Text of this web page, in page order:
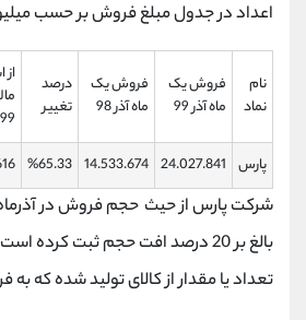
اعداد در جدول مبلغ فروش بر حسب
نماد
فروش یک
ماه آذر 99
فروش یک
ماه آذر 98
درصد
تغییر
از
مالی
پارس 24.027.841
14.533.674
%65.33
بالغ بر 20 درصد افت حجم ثبت کرده
تعداد یا مقدار از کالای تولید شده که به